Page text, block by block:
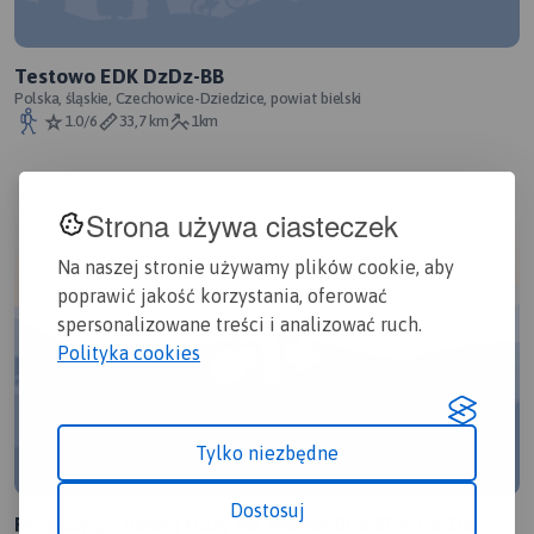
Strona używa ciasteczek
Na naszej stronie używamy plików cookie, aby
poprawić jakość korzystania, oferować
spersonalizowane treści i analizować ruch.
Polityka cookies
Tylko niezbędne
Dostosuj
Testowo EDK DzDz-BB
Polska, śląskie, Czechowice-Dziedzice, powiat bielski
1.0/6
33,7 km 1km
Propozycja nowej trasy św. Wendelina EDK Cz-Dz